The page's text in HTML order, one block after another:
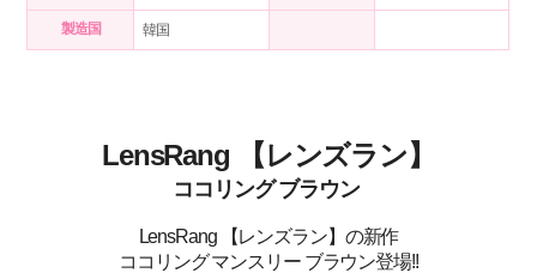
製造国 韓国
LensRang 【レンズラン】
ココリング ブラウン
LensRang 【レンズラン】の新作
ココリング マンスリー ブラウン登場!!